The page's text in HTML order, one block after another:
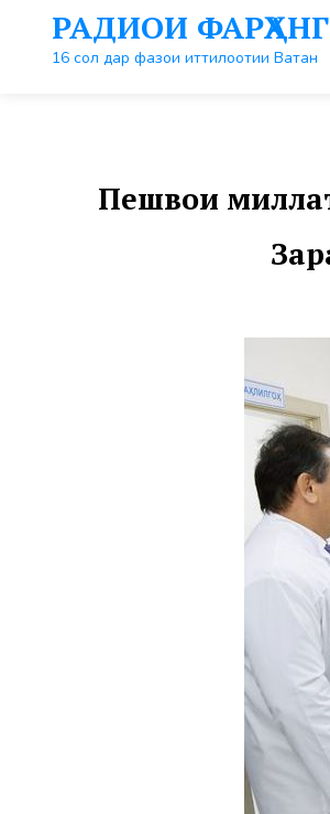
контенту
РАДИОИ ФАРҲАНГ
16 сол дар фазои иттилоотии Ватан
Пешвои